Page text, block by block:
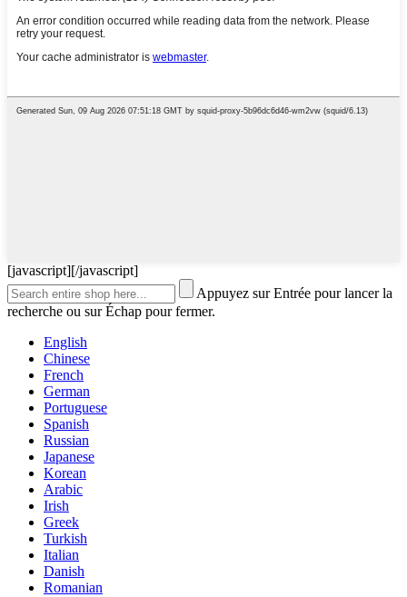
[javascript][/javascript]
Appuyez sur Entrée pour lancer la
recherche ou sur Échap pour fermer.
English
Chinese
French
German
Portuguese
Spanish
Russian
Japanese
Korean
Arabic
Irish
Greek
Turkish
Italian
Danish
Romanian